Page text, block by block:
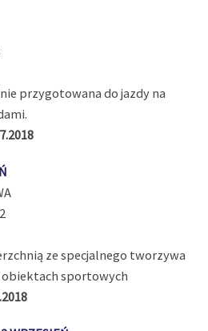
przygotowana do jazdy na
ze specjalnego tworzywa
sportowych